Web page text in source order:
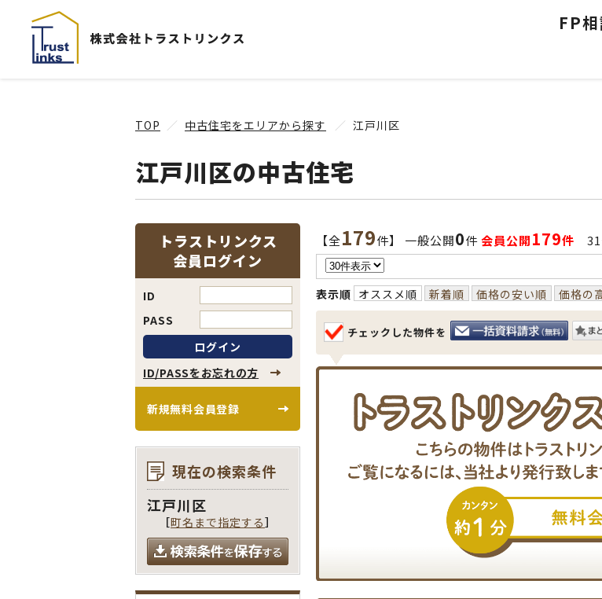
FP
TOP 中古住宅をエリアから探す 江戸川区
江戸川区の中古住宅
【全179件】 一般公開0件会員公開179件 31
表示順 オススメ順 新着順 価格の安い順 価格の
チェックした物件を
トラストリンクス
会員ログイン
ID
PASS
ログイン
ID/PASSをお忘れの方
新規無料会員登録
現在の検索条件
江戸川区
［町名まで指定する］